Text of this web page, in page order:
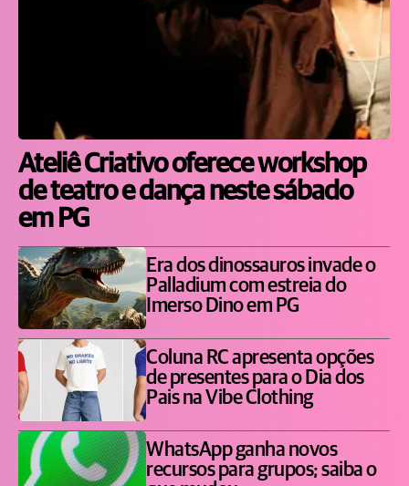
Ateliê Criativo oferece workshop
de teatro e dança neste sábado
em PG
Era dos dinossauros invade o
Palladium com estreia do
Imerso Dino em PG
Coluna RC apresenta opções
de presentes para o Dia dos
Pais na Vibe Clothing
WhatsApp ganha novos
recursos para grupos; saiba o